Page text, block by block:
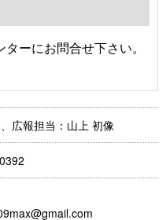
ーにお問合せ下さい。
広報担当：山上 初像